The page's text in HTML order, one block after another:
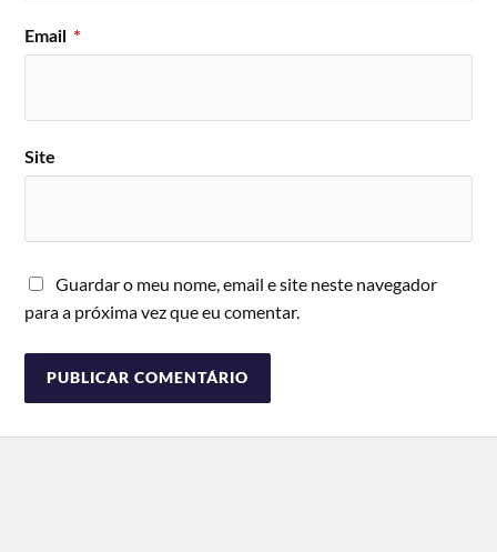
Email *
Site
Guardar o meu nome, email e site neste navegador
para a próxima vez que eu comentar.